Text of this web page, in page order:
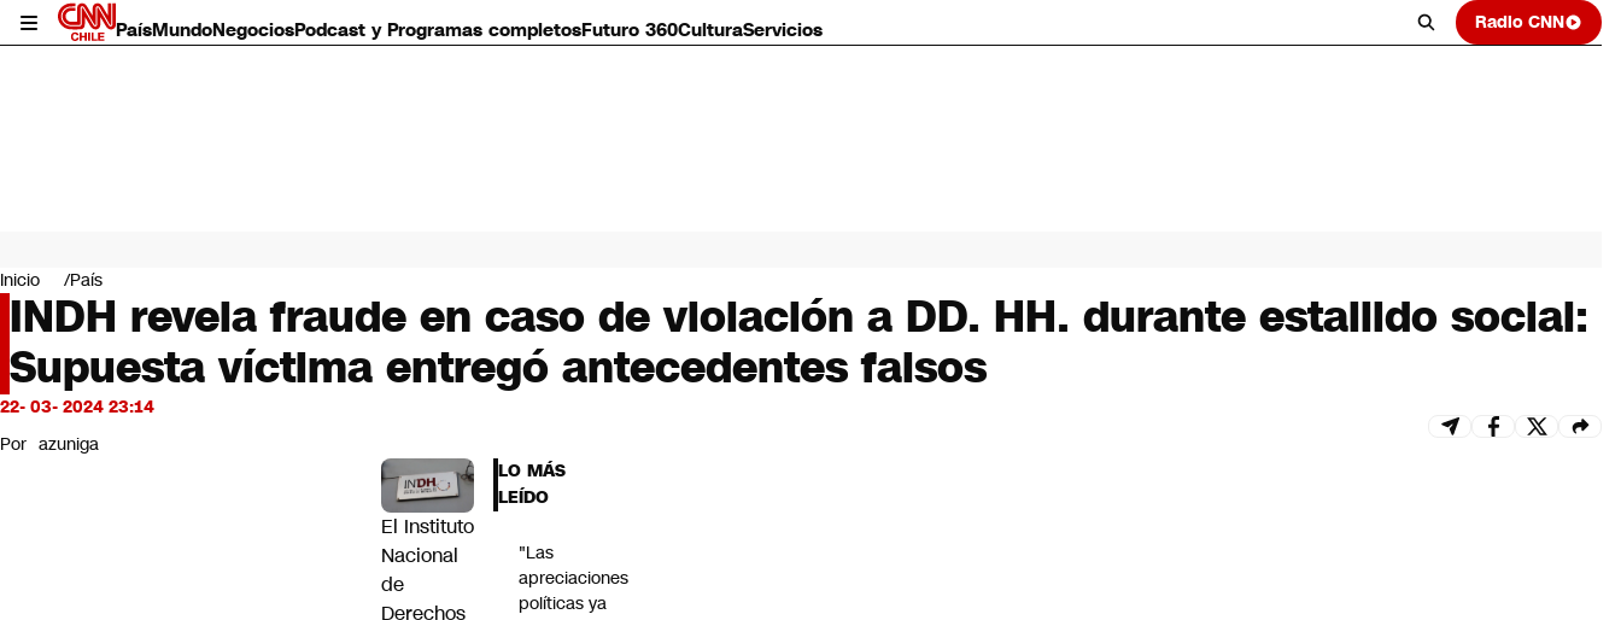
PaísMundoNegociosPodcast y Programas completosFuturo 360CulturaServicios Radio CNN
Mundo
Negocios
Deportes
Programas completos
Cultura
Servicios
CNN Data
Inicio País
INDH revela fraude en caso de violación a DD. HH. durante estallido social:
Supuesta víctima entregó antecedentes falsos
22- 03- 2024 23:14
Por azuniga
El Instituto
Nacional
de
Derechos
LO MÁS
LEÍDO
"Las
apreciaciones
políticas ya